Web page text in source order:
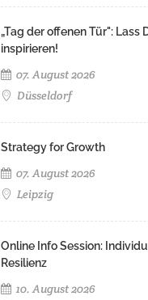
„Tag der offenen Tür": Lass
inspirieren!
07. August 2026
Düsseldorf
Strategy for Growth
07. August 2026
Leipzig
Online Info Session:
Resilienz
10. August 2026